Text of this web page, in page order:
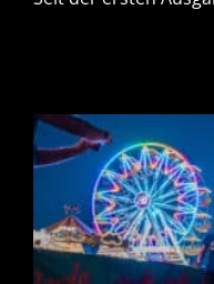
RESIA
GEÖFFNET